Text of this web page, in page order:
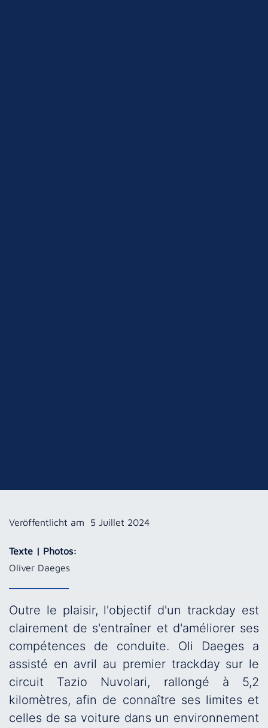
Outre le plaisir, l'objectif d'un trackday est
clairement de s'entraîner et d'améliorer ses
compétences de conduite. Oli Daeges a
assisté en avril au premier trackday sur le
circuit Tazio Nuvolari, rallongé à 5,2
kilomètres, afin de connaître ses limites et
celles de sa voiture dans un environnement
Veröffentlicht am 5 Juillet 2024
Texte | Photos:
Oliver Daeges